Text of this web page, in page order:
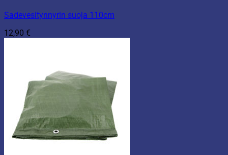
Sadevesitynnyrin suoja 110cm
12,90 €